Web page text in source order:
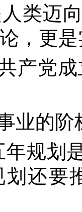
类迈
，更
产党成
业的阶
年规划
还要